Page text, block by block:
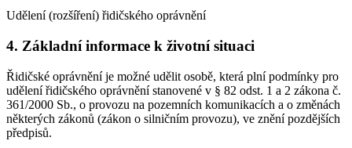
Udělení (rozšíření) řidičského oprávnění
4. Základní informace k životní situaci
Řidičské oprávnění je možné udělit osobě, která plní podmínky pro
udělení řidičského oprávnění stanovené v § 82 odst. 1 a 2 zákona č.
361/2000 Sb., o provozu na pozemních komunikacích a o změnách
některých zákonů (zákon o silničním provozu), ve znění pozdějších
předpisů.